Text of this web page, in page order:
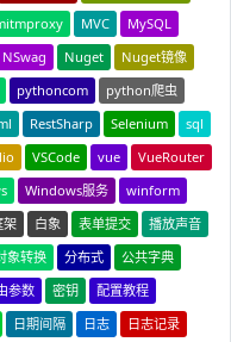
MVC
MySQL
NSwag Nuget
Nuget镜像
pythoncom
python爬虫
RestSharp Selenium
sql
VSCode vue
VueRouter
Windows服务
winform
架 白象 表单提交
播放声音
象转换 分布式
公共字典
参数 密钥
配置教程
日期间隔 日志
日志记录